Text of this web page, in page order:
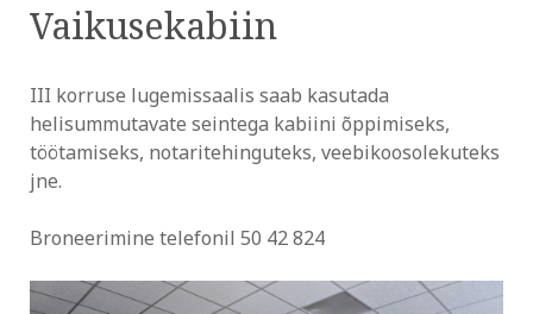
Vaikusekabiin
III korruse lugemissaalis saab kasutada
helisummutavate seintega kabiini õppimiseks,
töötamiseks, notaritehinguteks, veebikoosolekuteks
jne.
Broneerimine telefonil 50 42 824